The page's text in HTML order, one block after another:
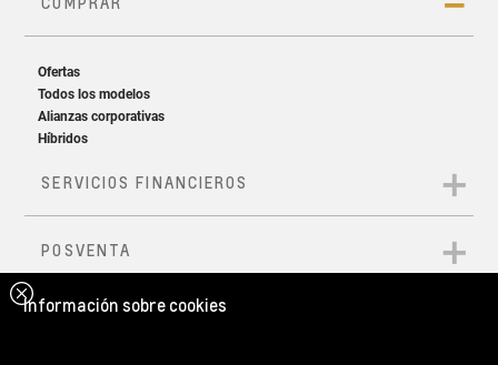
Información sobre cookies